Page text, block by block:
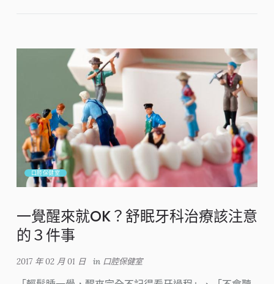
口腔保健室
一覺醒來就OK？舒眠牙科治療該注意
的３件事
2017 年 02 月 01 日 in 口腔保健室